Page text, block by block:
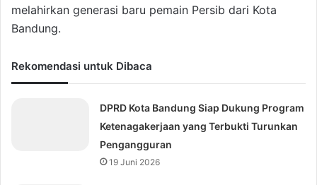
melahirkan generasi baru pemain Persib dari Kota
Bandung.
Rekomendasi untuk Dibaca
DPRD Kota Bandung Siap Dukung Program
Ketenagakerjaan yang Terbukti Turunkan
Pengangguran
19 Juni 2026